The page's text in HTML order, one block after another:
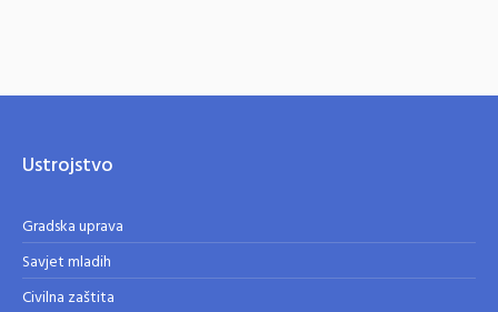
Ustrojstvo
Gradska uprava
Savjet mladih
Civilna zaštita